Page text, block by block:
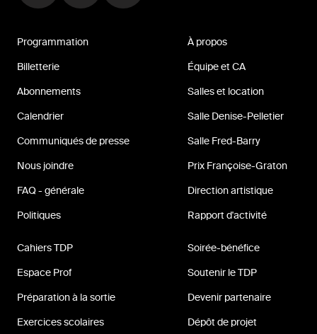
Programmation
Billetterie
Abonnements
Calendrier
Communiqués de presse
Nous joindre
FAQ - générale
Politiques
À propos
Équipe et CA
Salles et location
Salle Denise-Pelletier
Salle Fred-Barry
Prix Françoise-Graton
Direction artistique
Rapport d'activité
Cahiers TDP
Espace Prof
Préparation à la sortie
Exercices scolaires
Soirée-bénéfice
Soutenir le TDP
Devenir partenaire
Dépôt de projet